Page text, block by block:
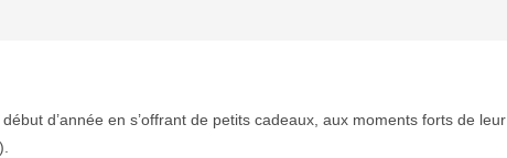
d’année en s’offrant de petits cadeaux, aux moments forts de leur